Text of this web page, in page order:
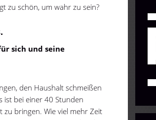
zu schön, um wahr zu sein?
sich und seine
den Haushalt schmeißen
ist bei einer 40 Stunden
bringen. Wie viel mehr Zeit